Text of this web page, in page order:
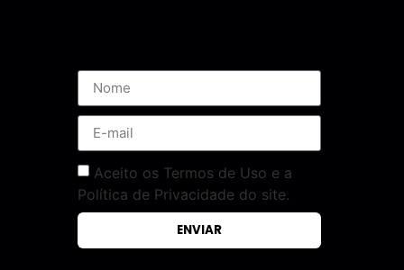
Aceito os Termos de Uso e a
Política de Privacidade do site.
ENVIAR